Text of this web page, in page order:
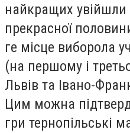
найкращих увійшли
прекрасної
ге місце виборола
(на першому і
Львів та Івано-
Цим можна
гри тернопільські